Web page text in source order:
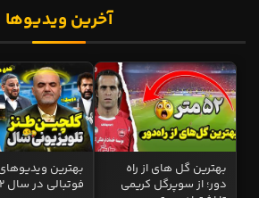
آخرین ویدیوها
بهترین گل های از راه
دور؛ از سوپرگل کریمی
بهترین
فوتبالی در سال 1402